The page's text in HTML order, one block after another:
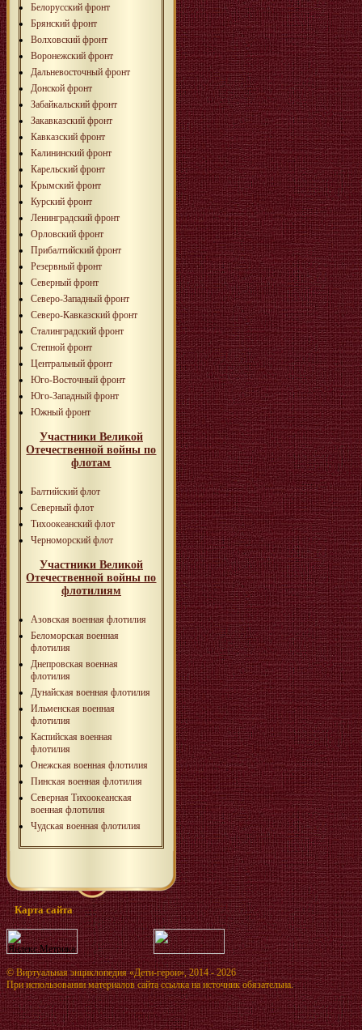
Белорусский фронт
Брянский фронт
Волховский фронт
Воронежский фронт
Дальневосточный фронт
Донской фронт
Забайкальский фронт
Закавказский фронт
Кавказский фронт
Калининский фронт
Карельский фронт
Крымский фронт
Курский фронт
Ленинградский фронт
Орловский фронт
Прибалтийский фронт
Резервный фронт
Северный фронт
Северо-Западный фронт
Северо-Кавказский фронт
Сталинградский фронт
Степной фронт
Центральный фронт
Юго-Восточный фронт
Юго-Западный фронт
Южный фронт
Участники Великой
Отечественной войны по
флотам
Балтийский флот
Северный флот
Тихоокеанский флот
Черноморский флот
Участники Великой
Отечественной войны по
флотилиям
Азовская военная флотилия
Беломорская военная
флотилия
Днепровская военная
флотилия
Дунайская военная флотилия
Ильменская военная
флотилия
Каспийская военная
флотилия
Онежская военная флотилия
Пинская военная флотилия
Северная Тихоокеанская
военная флотилия
Чудская военная флотилия
Карта сайта
©Виртуальная энциклопедия «Дети-герои», 2014 - 2026
При использовании материалов сайта ссылка на источник обязательна.